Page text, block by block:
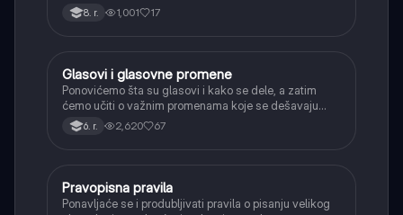
8. r. 1,001 17
Srpski jezik
Glasovi i glasovne promene
Ponovićemo šta su glasovi i kako se dele, a zatim
ćemo učiti o važnim promenama koje se dešavaju
kada se glasovi nađu jedan pored drugog u rečima
(npr. jednačenje suglasnika po zvučnosti i mestu
6. r. 2,620 67
Srpski jezik
Pravopisna pravila
Ponavljaće se i produbljivati pravila o pisanju velikog